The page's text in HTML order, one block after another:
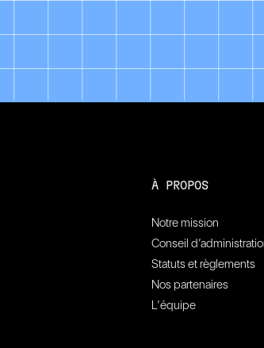
À PROPOS
Notre mission
Conseil
Statuts et règlements
Nos partenaires
L’équipe